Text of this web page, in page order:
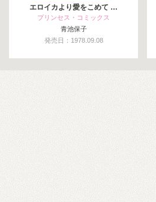
エロイカより愛をこめて …
プリンセス・コミックス
青池保子
発売日：1978.09.08